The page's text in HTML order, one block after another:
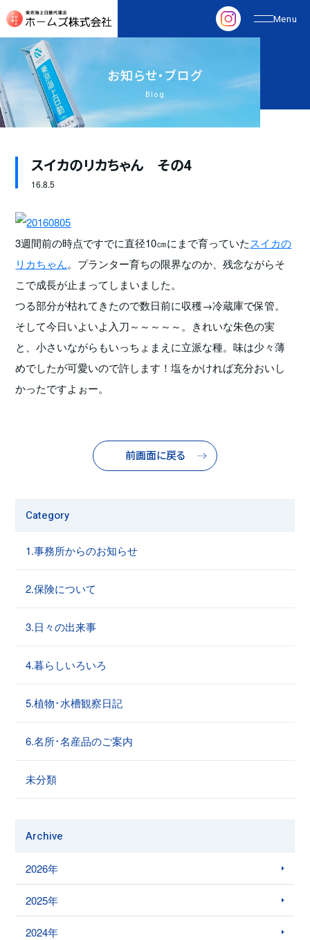
お知らせ・ブログ
Blog
スイカのリカちゃん その4
16.8.5
3週間前の時点ですでに直径10㎝にまで育っていたスイカの
リカちゃん。プランター育ちの限界なのか、残念ながらそ
こで成長が止まってしまいました。
つる部分が枯れてきたので数日前に収穫→冷蔵庫で保管。
そして今日いよいよ入刀～～～～～。きれいな朱色の実
と、小さいながらもいっちょまえに立派な種。味は少々薄
めでしたが可愛いので許します！塩をかければ充分おいし
かったですよぉー。
前画面に戻る
Category
1.事務所からのお知らせ
2.保険について
3.日々の出来事
4.暮らしいろいろ
5.植物･水槽観察日記
6.名所･名産品のご案内
未分類
Archive
2026年
2025年
2024年